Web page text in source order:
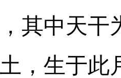
其中天干
，生于此